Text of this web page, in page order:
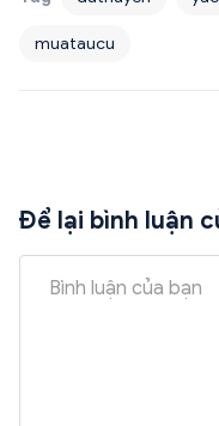
muataucu
Để lại bình luận